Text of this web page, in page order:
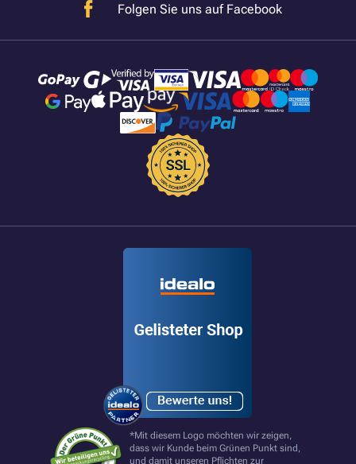
Folgen Sie uns auf Facebook
*Mit diesem Logo möchten wir zeigen,
dass wir Kunde beim Grünen Punkt sind,
und damit unseren Pflichten zur